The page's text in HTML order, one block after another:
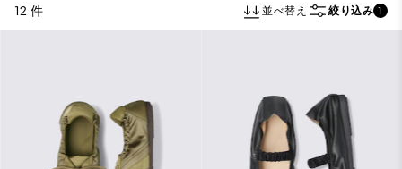
12 件 並べ替え 絞り込み 1